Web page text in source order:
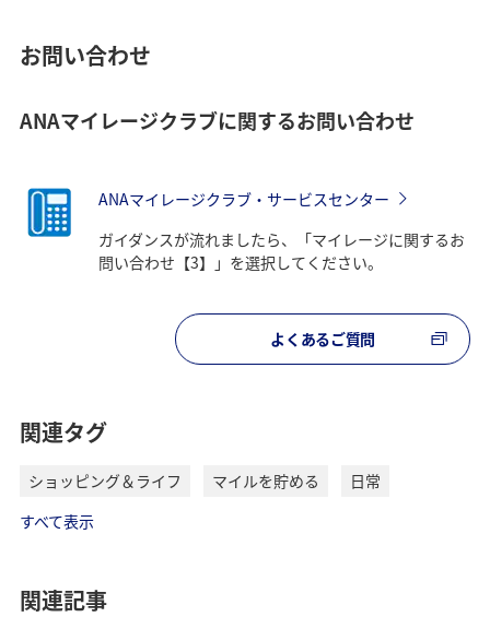
お問い合わせ
ANAマイレージクラブに関するお問い合わせ
ANAマイレージクラブ・サービスセンター
ガイダンスが流れましたら、「マイレージに関するお
問い合わせ【3】」を選択してください。
よくあるご質問
関連タグ
ショッピング＆ライフ マイルを貯める
日常
すべて表示
関連記事